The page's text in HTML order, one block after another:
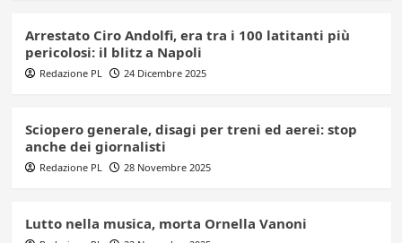
Arrestato Ciro Andolfi, era tra i 100 latitanti più
pericolosi: il blitz a Napoli
Redazione PL 24 Dicembre 2025
Sciopero generale, disagi per treni ed aerei: stop
anche dei giornalisti
Redazione PL 28 Novembre 2025
Lutto nella musica, morta Ornella Vanoni